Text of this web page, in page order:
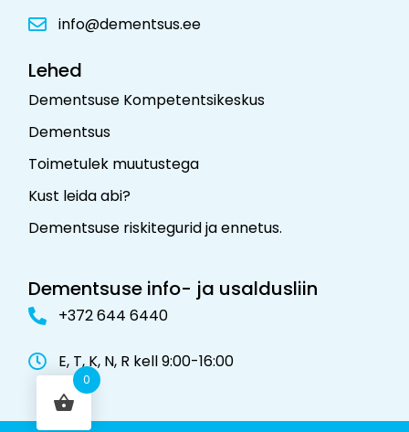
info@dementsus.ee
Lehed
Dementsuse Kompetentsikeskus
Dementsus
Toimetulek muutustega
Kust leida abi?
Dementsuse riskitegurid ja ennetus.
Dementsuse info- ja usaldusliin
+372 644 6440
E, T, K, N, R kell 9:00-16:00
0